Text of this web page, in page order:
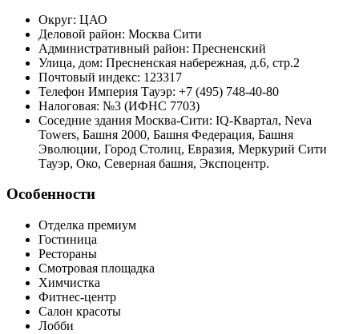
Округ: ЦАО
Деловой район: Москва Сити
Административный район: Пресненский
Улица, дом: Пресненская набережная, д.6, стр.2
Почтовый индекс: 123317
Телефон Империя Тауэр: +7 (495) 748-40-80
Налоговая: №3 (ИФНС 7703)
Соседние здания Москва-Сити: IQ-Квартал, Neva
Towers, Башня 2000, Башня Федерация, Башня
Эволюции, Город Столиц, Евразия, Меркурий Сити
Тауэр, Око, Северная башня, Экспоцентр.
Особенности
Отделка премиум
Гостиница
Рестораны
Смотровая площадка
Химчистка
Фитнес-центр
Салон красоты
Лобби